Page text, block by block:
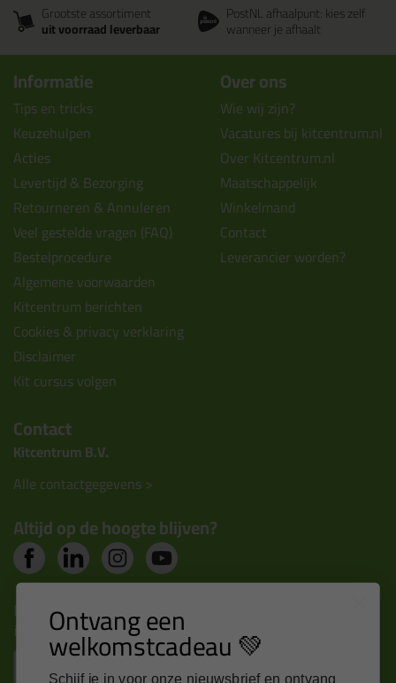
Grootste assortiment
uit voorraad leverbaar
PostNL afhaalpunt: kies zelf
wanneer je afhaalt
Informatie
Tips en tricks
Keuzehulpen
Acties
Levertijd & Bezorging
Retourneren & Annuleren
Veel gestelde vragen (FAQ)
Bestelprocedure
Algemene voorwaarden
Kitcentrum berichten
Cookies & privacy verklaring
Disclaimer
Kit cursus volgen
Over ons
Wie wij zijn?
Vacatures bij kitcentrum.nl
Over Kitcentrum.nl
Maatschappelijk
Winkelmand
Contact
Leverancier worden?
Contact
Kitcentrum B.V.
Alle contactgegevens >
Altijd op de hoogte blijven?
Nieuws, tips en exclusieve deals rechtstreeks in je
inbox
Email
Ontvang een
welkomstcadeau 💚
Schijf je in voor onze nieuwsbrief en ontvang